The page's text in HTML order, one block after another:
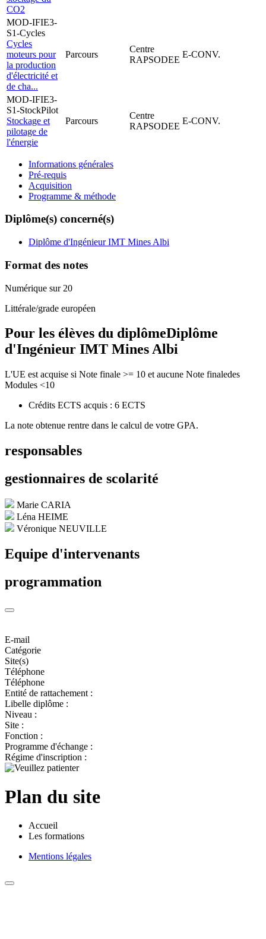
CO2
MOD-IFIE3-
S1-Cycles
Cycles
moteurs pour
la production
d'électricité et
de cha...
Parcours
Centre
RAPSODEE
E-CONV.
MOD-IFIE3-
S1-StockPilot
Stockage et
pilotage de
l'énergie
Parcours
Centre
RAPSODEE
E-CONV.
Informations générales
Pré-requis
Acquisition
Programme & méthode
Diplôme(s) concerné(s)
Diplôme d'Ingénieur IMT Mines Albi
Format des notes
Numérique sur 20
Littérale/grade européen
Pour les élèves du diplômeDiplôme
d'Ingénieur IMT Mines Albi
L'UE est acquise si Note finale >= 10 et aucune Note finaledes
Modules <10
Crédits ECTS acquis : 6 ECTS
La note obtenue rentre dans le calcul de votre GPA.
responsables
gestionnaires de scolarité
Marie CARIA
Léna HEIME
Véronique NEUVILLE
Equipe d'intervenants
programmation
E-mail
Catégorie
Site(s)
Téléphone
Téléphone
Entité de rattachement :
Libelle diplôme :
Niveau :
Site :
Fonction :
Programme d'échange :
Régime d'inscription :
Plan du site
Accueil
Les formations
Mentions légales